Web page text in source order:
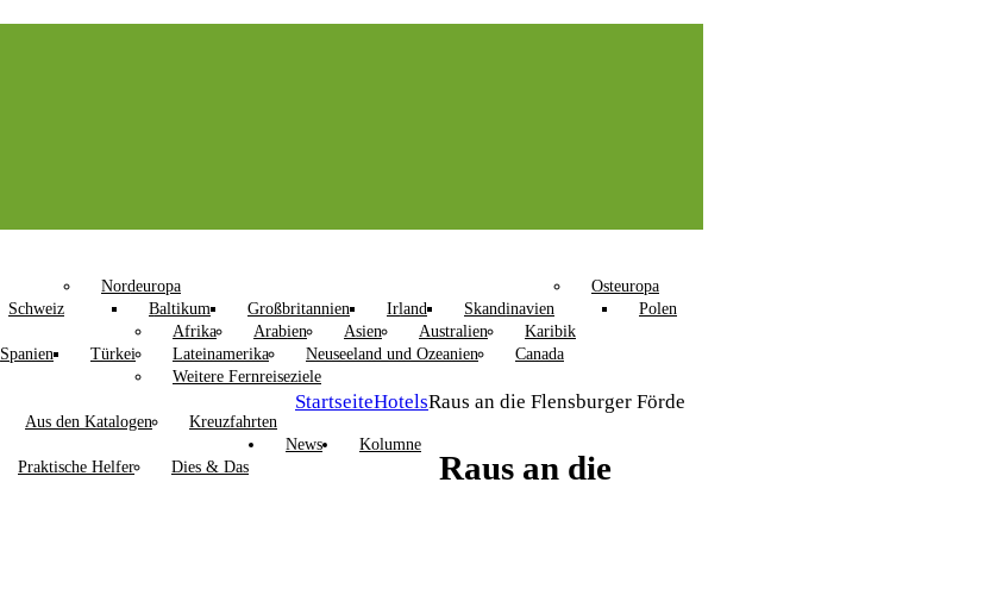
Schweiz
Nordeuropa
Baltikum
Großbritannien Irland Skandinavien
Osteuropa
Polen
Spanien Türkei
Afrika Arabien Asien Australien
Karibik
Lateinamerika
Neuseeland und Ozeanien
Canada
Weitere Fernreiseziele
Aus den Katalogen
Kreuzfahrten
Praktische Helfer Dies & Das
News Kolumne
StartseiteHotelsRaus an die Flensburger Förde
Raus an die